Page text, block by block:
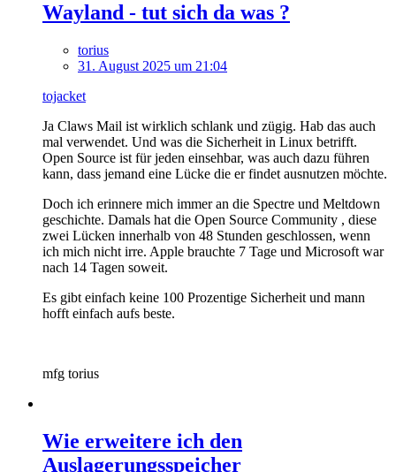
Wayland - tut sich da was ?
torius
31. August 2025 um 21:04
tojacket
Ja Claws Mail ist wirklich schlank und zügig. Hab das auch
mal verwendet. Und was die Sicherheit in Linux betrifft.
Open Source ist für jeden einsehbar, was auch dazu führen
kann, dass jemand eine Lücke die er findet ausnutzen möchte.
Doch ich erinnere mich immer an die Spectre und Meltdown
geschichte. Damals hat die Open Source Community , diese
zwei Lücken innerhalb von 48 Stunden geschlossen, wenn
ich mich nicht irre. Apple brauchte 7 Tage und Microsoft war
nach 14 Tagen soweit.
Es gibt einfach keine 100 Prozentige Sicherheit und mann
hofft einfach aufs beste.
mfg torius
Wie erweitere ich den
Auslagerungsspeicher